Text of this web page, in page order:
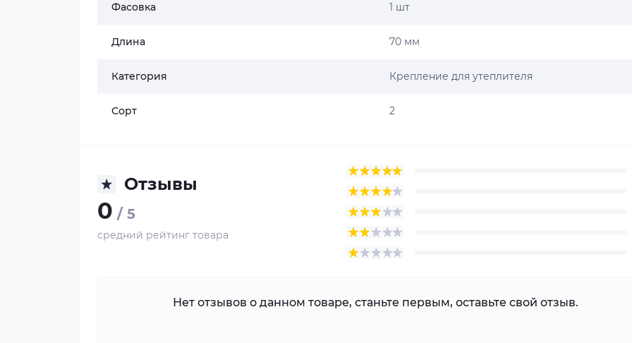
Фасовка 1 шт
Длина 70 мм
Категория Крепление для утеплителя
Сорт 2
Отзывы
0 / 5
средний рейтинг товара
Нет отзывов о данном товаре, станьте первым, оставьте свой отзыв.